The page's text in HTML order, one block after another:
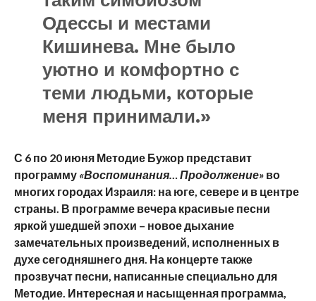
Одессы и местами
Кишинева. Мне было
уютно и комфортно с
теми людьми, которые
меня принимали.»
С 6 по 20 июня Методие Бужор представит
программу «Воспоминания… Продолжение»во
многих городах Израиля: на юге, севере и в центре
страны. В программе вечера красивые песни
яркой ушедшей эпохи – новое дыхание
замечательных произведений, исполненных в
духе сегодняшнего дня. На концерте также
прозвучат песни, написанные специально для
Методие. Интересная и насыщенная программа,